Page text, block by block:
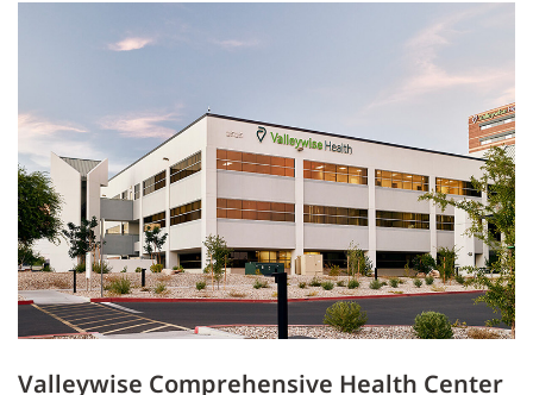
Valleywise Comprehensive Health Center